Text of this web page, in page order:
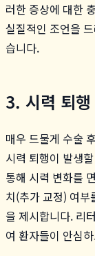
러한 증상에 대한
실질적인 조언을
습니다.
3. 시력 퇴
매우 드물게 수술
시력 퇴행이 발생
통해 시력 변화를
치(추가 교정) 여부
을 제시합니다. 리
여 환자들이 안심